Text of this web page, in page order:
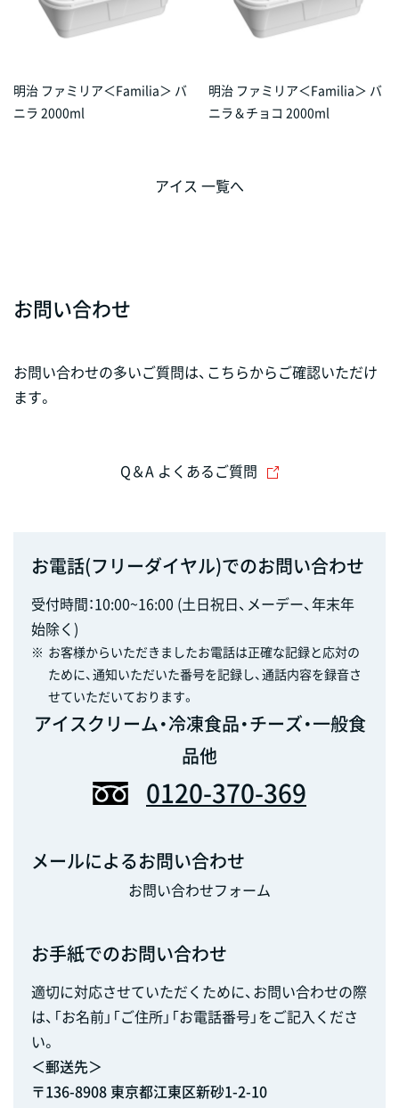
明治 ファミリア＜Familia＞ バ
ニラ 2000ml
明治 ファミリア＜Familia＞ バ
ニラ＆チョコ 2000ml
アイス 一覧へ
お問い合わせ
お問い合わせの多いご質問は、こちらからご確認いただけ
ます。
Q＆A よくあるご質問
お電話(フリーダイヤル)でのお問い合わせ
受付時間：10:00~16:00 (土日祝日、メーデー、年末年
始除く)
※ お客様からいただきましたお電話は正確な記録と応対の
ために、通知いただいた番号を記録し、通話内容を録音さ
せていただいております。
アイスクリーム・冷凍食品・チーズ・一般食
品他
0120-370-369
メールによるお問い合わせ
お問い合わせフォーム
お手紙でのお問い合わせ
適切に対応させていただくために、お問い合わせの際
は、「お名前」「ご住所」「お電話番号」をご記入くださ
い。
＜郵送先＞
〒136-8908 東京都江東区新砂1-2-10